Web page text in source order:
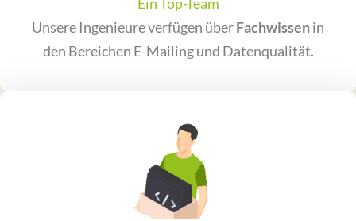
Ein Top-Team
Unsere Ingenieure verfügen überFachwissenin
den Bereichen E-Mailing und Datenqualität.